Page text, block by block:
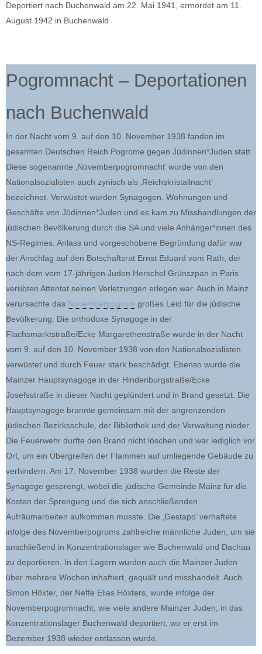
Deportiert nach Buchenwald am 22. Mai 1941, ermordet am 11.
August 1942 in Buchenwald
Pogromnacht – Deportationen
nach Buchenwald
In der Nacht vom 9. auf den 10. November 1938 fanden im
gesamten Deutschen Reich Pogrome gegen Jüdinnen*Juden statt.
Diese sogenannte ‚Novemberpogromnacht’ wurde von den
Nationalsozialisten auch zynisch als ‚Reichskristallnacht’
bezeichnet. Verwüstet wurden Synagogen, Wohnungen und
Geschäfte von Jüdinnen*Juden und es kam zu Misshandlungen der
jüdischen Bevölkerung durch die SA und viele Anhänger*innen des
NS-Regimes. Anlass und vorgeschobene Begründung dafür war
der Anschlag auf den Botschaftsrat Ernst Eduard vom Rath, der
nach dem vom 17-jährigen Juden Herschel Grünszpan in Paris
verübten Attentat seinen Verletzungen erlegen war. Auch in Mainz
verursachte das Novemberpogrom großes Leid für die jüdische
Bevölkerung. Die orthodoxe Synagoge in der
Flachsmarktstraße/Ecke Margarethenstraße wurde in der Nacht
vom 9. auf den 10. November 1938 von den Nationalsozialisten
verwüstet und durch Feuer stark beschädigt. Ebenso wurde die
Mainzer Hauptsynagoge in der Hindenburgstraße/Ecke
Josefsstraße in dieser Nacht geplündert und in Brand gesetzt. Die
Hauptsynagoge brannte gemeinsam mit der angrenzenden
jüdischen Bezirksschule, der Bibliothek und der Verwaltung nieder.
Die Feuerwehr durfte den Brand nicht löschen und war lediglich vor
Ort, um ein Übergreifen der Flammen auf umliegende Gebäude zu
verhindern. Am 17. November 1938 wurden die Reste der
Synagoge gesprengt, wobei die jüdische Gemeinde Mainz für die
Kosten der Sprengung und die sich anschließenden
Aufräumarbeiten aufkommen musste. Die ‚Gestapo’ verhaftete
infolge des Novemberpogroms zahlreiche männliche Juden, um sie
anschließend in Konzentrationslager wie Buchenwald und Dachau
zu deportieren. In den Lagern wurden auch die Mainzer Juden
über mehrere Wochen inhaftiert, gequält und misshandelt. Auch
Simon Höxter, der Neffe Elias Höxters, wurde infolge der
Novemberpogromnacht, wie viele andere Mainzer Juden, in das
Konzentrationslager Buchenwald deportiert, wo er erst im
Dezember 1938 wieder entlassen wurde.